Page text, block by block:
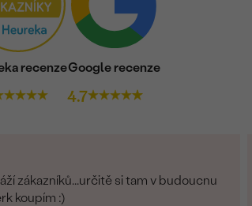
recenzeGoogle recenze
4.7
zákazníků...určitě si tam v budoucnu
koupím :)